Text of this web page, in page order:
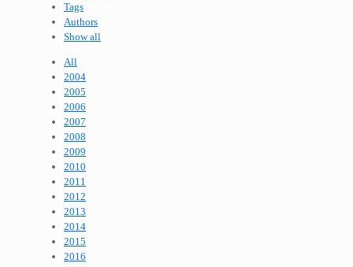
Tags
Authors
Show all
All
2004
2005
2006
2007
2008
2009
2010
2011
2012
2013
2014
2015
2016